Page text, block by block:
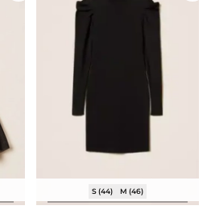
S (44) M (46)